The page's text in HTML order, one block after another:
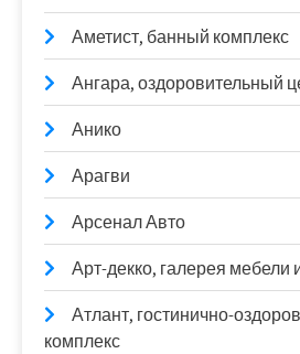
Аметист, банный комплекс
Ангара, оздоровительный
Анико
Арагви
Арсенал Авто
Арт-декко, галерея мебели
Атлант, гостинично-
комплекс